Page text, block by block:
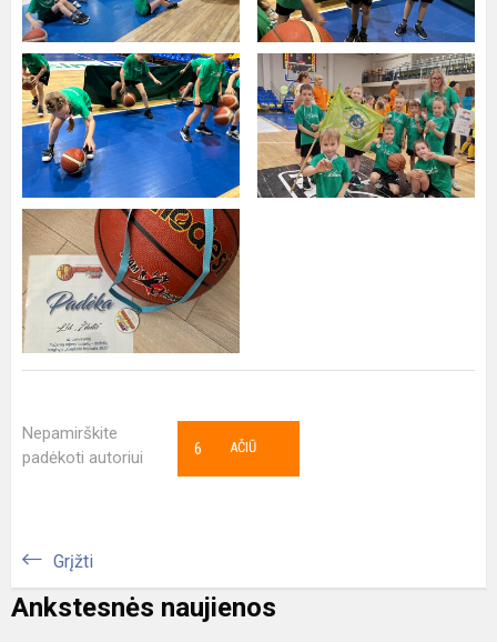
Nepamirškite
padėkoti autoriui
AČIŪ
6
Grįžti
Ankstesnės naujienos